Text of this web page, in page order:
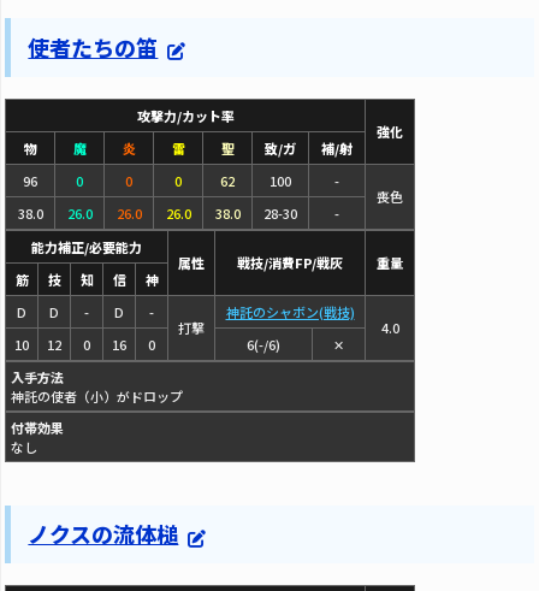
使者たちの笛
攻撃力/カット率
強化
物
魔 炎 雷 聖 致/ガ
補/射
96
0 0 0 62 100
-
喪色
38.0
26.0 26.0 26.0 38.0 28-30
-
能力補正/必要能力
属性
戦技/消費FP/戦灰
重量
筋
技 知 信
神
D
D - D
-
打撃
神託のシャボン(戦技)
4.0
10
12 0 16 0 6(-/6)
✕
入手方法
神託の使者（小）がドロップ
付帯効果
なし
ノクスの流体槌